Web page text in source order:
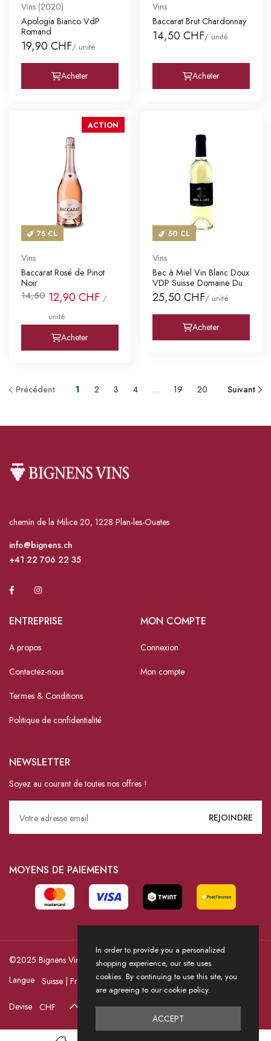
Vins (2020)
Apologia Bianco VdP
Romand
19,90 CHF/ unité
Acheter
Vins
Baccarat Brut Chardonnay
14,50 CHF/ unité
Acheter
75 CL
Vins
Baccarat Rosé de Pinot
Noir
14,50 12,90 CHF /
unité
ACTION
Acheter
50 CL
Vins
Bec à Miel Vin Blanc Doux
VDP Suisse Domaine Du
25,50 CHF/ unité
Acheter
Précédent 1 2 3 4 … 19 20 Suivant
chemin de la Milice 20, 1228 Plan-les-Ouates
info@bignens.ch
+41 22 706 22 35
ENTREPRISE
A propos
Contactez-nous
Termes & Conditions
Politique de confidentialité
MON COMPTE
Connexion
Mon compte
NEWSLETTER
Soyez au courant de toutes nos offres !
MOYENS DE PAIEMENTS
©2025 Bignens Vins / Powered by HICASS
Langue
Devise
In order to provide you a personalized
shopping experience, our site uses
cookies. By continuing to use this site, you
are agreeing to our cookie policy.
ACCEPT